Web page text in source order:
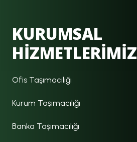
KURUMSAL
HİZMETLERİMİZ
Ofis Taşımacılığı
Kurum Taşımacılığı
Banka Taşımacılığı